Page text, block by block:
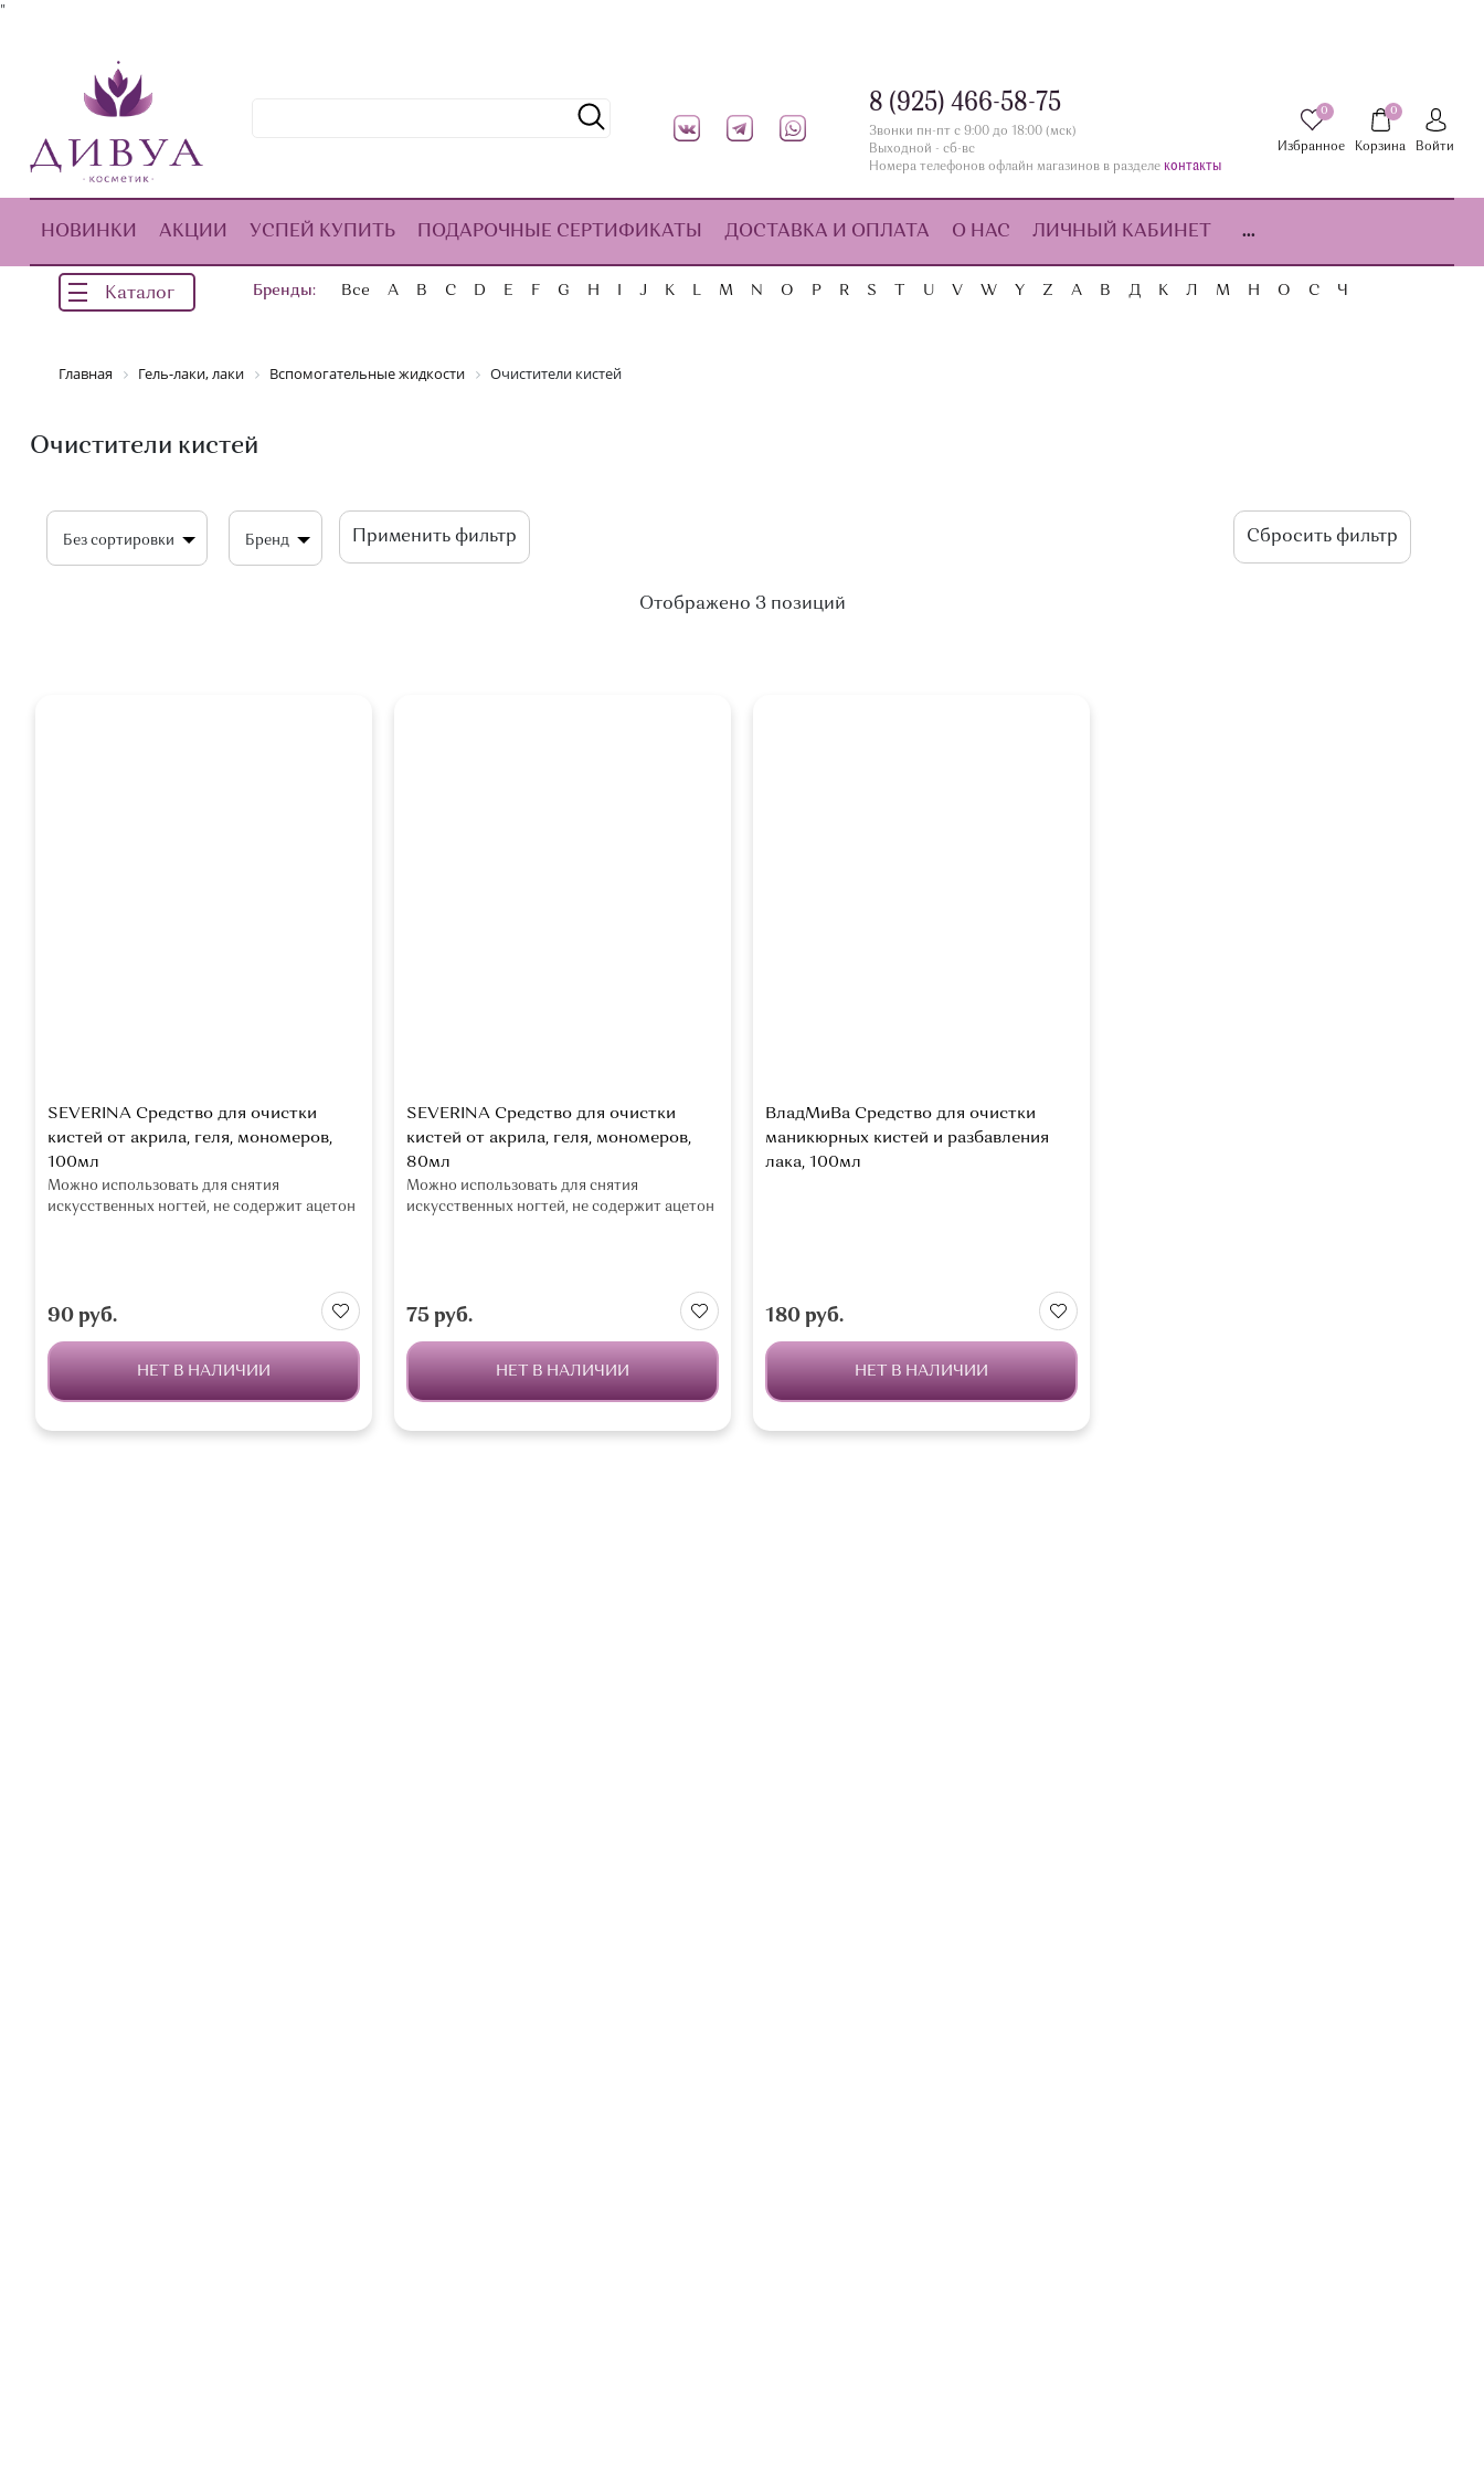
"
8 (925) 466-58-75
Звонки пн-пт с 9:00 до 18:00 (мск)
Выходной - сб-вс
Номера телефонов офлайн магазинов в разделе контакты
0
Избранное
0
Корзина Войти
НОВИНКИ АКЦИИ УСПЕЙ КУПИТЬ ПОДАРОЧНЫЕ СЕРТИФИКАТЫ ДОСТАВКА И ОПЛАТА О НАС ЛИЧНЫЙ КАБИНЕТ ...
Каталог Бренды: Все A B C D E F G H J K L M N O P R S U V W Y Z А В Д К Л М Н О С Ч
Главная Гель-лаки, лаки Вспомогательные жидкости Очистители кистей
Очистители кистей
Без сортировки Бренд
Отображено 3 позиций
SEVERINA Средство для очистки
кистей от акрила, геля, мономеров,
100мл
Можно использовать для снятия
искусственных ногтей, не содержит ацетон
90 руб.
НЕТ В НАЛИЧИИ
SEVERINA Средство для очистки
кистей от акрила, геля, мономеров,
80мл
Можно использовать для снятия
искусственных ногтей, не содержит ацетон
75 руб.
НЕТ В НАЛИЧИИ
ВладМиВа Средство для очистки
маникюрных кистей и разбавления
лака, 100мл
180 руб.
НЕТ В НАЛИЧИИ